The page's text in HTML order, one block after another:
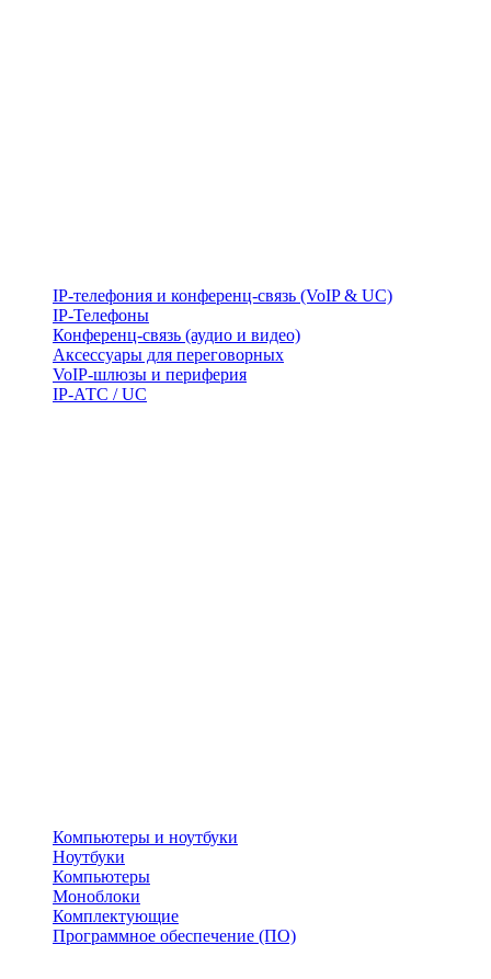
IP-телефония и конференц-связь (VoIP & UC)
IP-Телефоны
Конференц-связь (аудио и видео)
Аксессуары для переговорных
VoIP-шлюзы и периферия
IP-АТС / UC
Компьютеры и ноутбуки
Ноутбуки
Компьютеры
Моноблоки
Комплектующие
Программное обеспечение (ПО)